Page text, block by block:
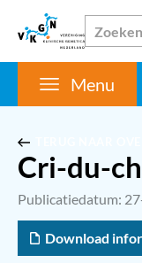
Menu
Cri-du-
Publicatiedatum:
Download